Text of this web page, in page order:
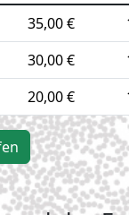
35,00 €
30,00 €
20,00 €